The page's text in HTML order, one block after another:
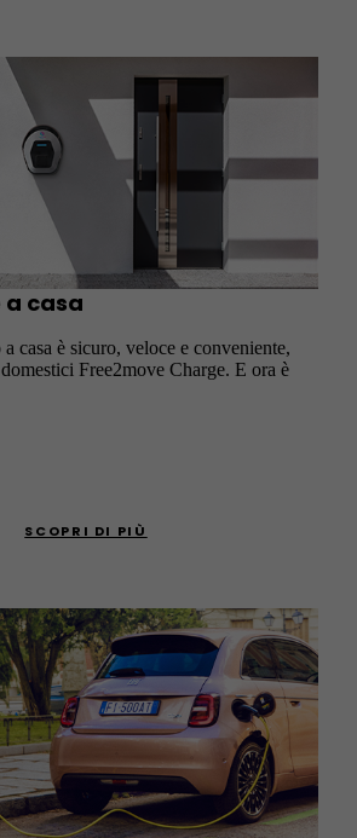
casa
casa è sicuro, veloce e conveniente,
Free2move Charge. E ora è
SCOPRI DI PIÙ